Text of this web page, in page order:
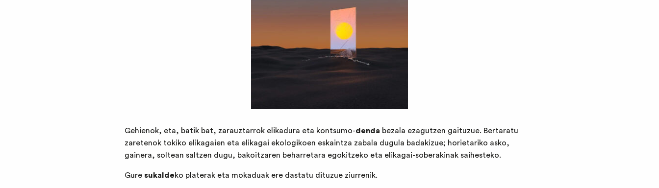
Gehienok, eta, batik bat, zarauztarrok elikadura eta kontsumo-dend a bezala ezagutzen gaituzue. Bertaratu
zaretenok tokiko elikagaien eta elikagai ekologikoen eskaintza zabala dugula badakizue; horietariko asko,
gainera, soltean saltzen dugu, bakoitzaren beharretara egokitzeko eta elikagai-soberakinak saihesteko.
Gure sukaldeko platerak eta mokaduak ere dastatu dituzue ziurrenik.